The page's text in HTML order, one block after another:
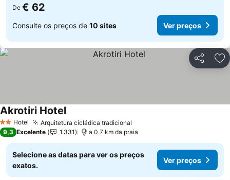
De € 62
Consulte os preços de 10 sites Ver preços
Partilhar
2 Estrelas
Hotel Arquitetura cicládica tradicional
Akrotiri HotelVer preços
9,3 Excelente 1.331 a 0.7 km da praia
Selecione as datas para ver os preços
exatos.
Ver preços